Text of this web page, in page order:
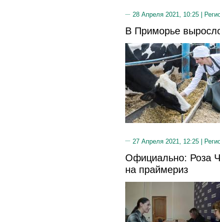
28 Апреля 2021, 10:25 |
В Приморье
27 Апреля 2021, 12:25 |
Официально: Роза
на праймериз